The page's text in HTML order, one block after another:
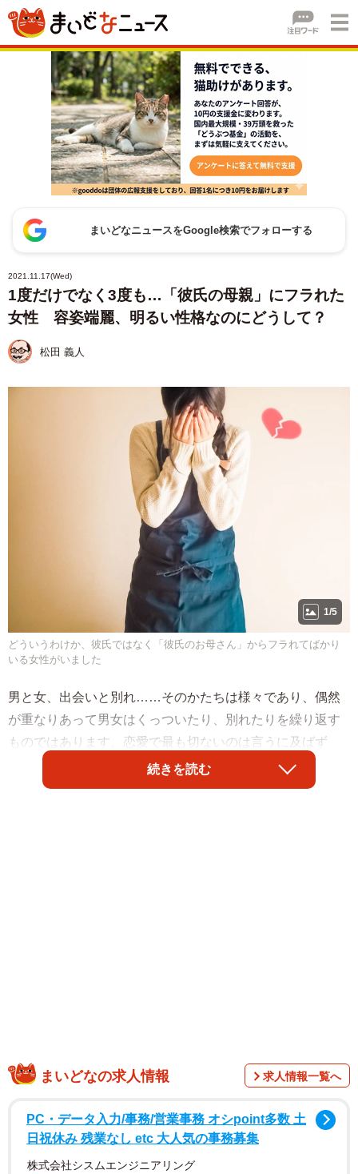
まいどなニュースをGoogle検索でフォローする
2021.11.17(Wed)
1度だけでなく3度も…「彼氏の母親」にフラれた
女性 容姿端麗、明るい性格なのにどうして？
松田 義人
1/5
どういうわけか、彼氏ではなく「彼氏のお母さん」からフラれてばかり
いる女性がいました
男と女、出会いと別れ……そのかたちは様々であり、偶然
が重なりあって男女はくっついたり、別れたりを繰り返す
ものではあります。恋愛で最も切ないのは言うに及ばず
「別れ」ですが、過去の複数回の恋愛経験のうち、どうい
うわけか彼氏本人ではなく、「彼氏のお母さん」から別れ
関東在住のOL・アヤエさん（34歳・仮名）。見た目は綺麗
真面目な印象を受けます。一方、どことなくあどけなさも
残り、「名古屋」を大阪の地名だと思っていたり、「ご教
示ください」を「ご教授ください」と間違えたりと、どう
続きを読む
まいどなの求人情報 求人情報一覧へ
PC・データ入力/事務/営業事務 オシpoint多数 土
日祝休み 残業なし etc 大人気の事務募集
株式会社シスムエンジニアリング